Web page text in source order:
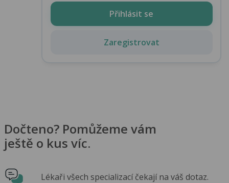
Přihlásit se
Zaregistrovat
Dočteno? Pomůžeme vám
ještě o kus víc.
Lékaři všech specializací čekají na váš dotaz.